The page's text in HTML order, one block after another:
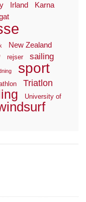
Irland
Karna
New Zealand
rejser sailing
sport
Triatlon
University of